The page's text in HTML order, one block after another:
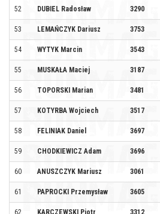
52 DUBIEL Radosław 3290
53 LEMAŃCZYK Dariusz 3753
54 WYTYK Marcin 3543
55 MUSKAŁA Maciej 3187
56 TOPORSKI Marian 3481
57 KOTYRBA Wojciech 3517
58 FELINIAK Daniel 3697
59 CHODKIEWICZ Adam 3696
60 ANUSZCZYK Mariusz 3061
61 PAPROCKI Przemysław 3605
62 KARCZEWSKI Piotr 3312